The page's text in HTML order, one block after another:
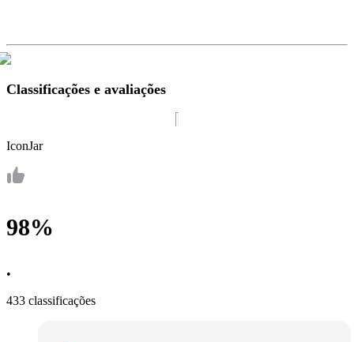
Classificações e avaliações
IconJar
98%
•
433 classificações